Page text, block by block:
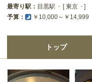
最寄り駅： 目黒駅 [東京 ]
予算： ￥10,000～￥14,999
トップ